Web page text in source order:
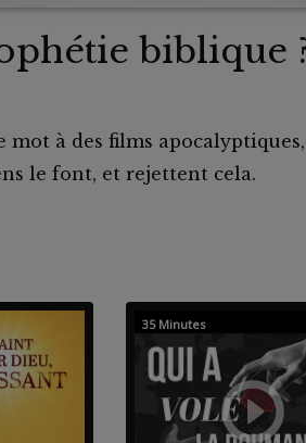
biblique
à des films
le font, et rejettent cela.
35 Minutes